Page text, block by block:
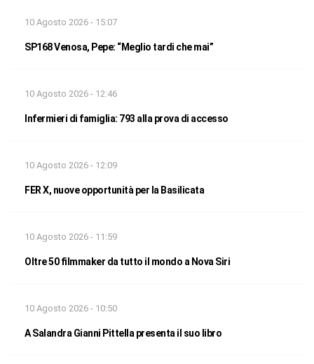
10 Agosto 2026 - 15:07
SP168 Venosa, Pepe: “Meglio tardi che mai”
10 Agosto 2026 - 12:46
Infermieri di famiglia: 793 alla prova di accesso
10 Agosto 2026 - 12:09
FER X, nuove opportunità per la Basilicata
10 Agosto 2026 - 11:59
Oltre 50 filmmaker da tutto il mondo a Nova Siri
10 Agosto 2026 - 10:50
A Salandra Gianni Pittella presenta il suo libro